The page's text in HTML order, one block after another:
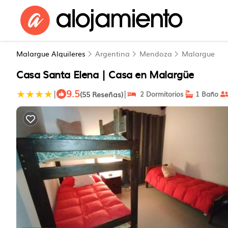
Malargue Alquileres Argentina Mendoza Malargue
Casa Santa Elena | Casa en Malargüe
| 9.5(55 Reseñas)| 2 Dormitorios 1 Baño